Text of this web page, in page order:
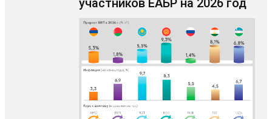
участников ЕАБР на 2026 год